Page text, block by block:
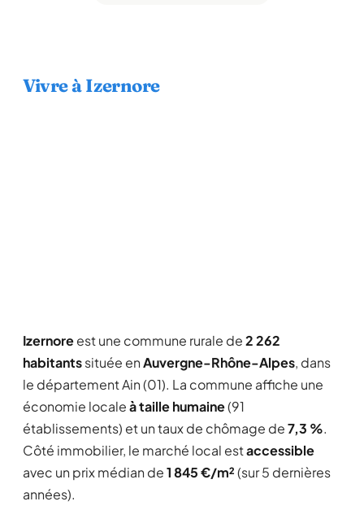
Vivre à Izernore
Izernoreest une commune rurale de2 262
habitantssituée enAuvergne-Rhône-Alpes, dans
le département Ain (01). La commune affiche une
économie localeà taille humaine(91
établissements) et un taux de chômage de7,3 %.
Côté immobilier, le marché local estaccessible
avec un prix médian de1 845 €/m²(sur 5 dernières
années).